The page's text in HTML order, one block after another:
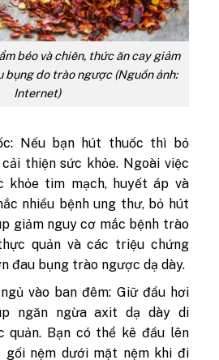
béo và chiên, thức ăn cay giảm
bụng do trào ngược (Nguồn ảnh:
Internet)
Nếu bạn hút thuốc thì bỏ
thiện sức khỏe. Ngoài việc
khỏe tim mạch, huyết áp và
nhiều bệnh ung thư, bỏ hút
giảm nguy cơ mắc bệnh trào
quản và các triệu chứng
đau bụng trào ngược dạ dày.
vào ban đêm: Giữ đầu hơi
ngăn ngừa axit dạ dày di
quản. Bạn có thể kê đầu lên
gối nệm dưới mặt nệm khi đi